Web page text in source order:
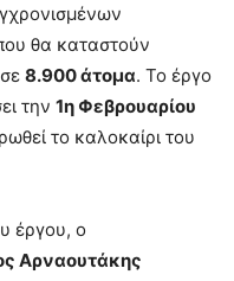
θα καταστούν
8.900 άτομα. Το έργο
την 1η Φεβρουαρίου
το καλοκαίρι του
έργου, ο
Αρναουτάκης